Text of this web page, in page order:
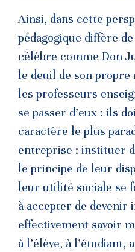
Ainsi, dans cette
pédagogique diffère
célèbre comme Don
le deuil de son
les professeurs
se passer d’eux : ils
caractère le plus
entreprise : instituer
le principe de leur
leur utilité sociale se
à accepter de
effectivement savoir
à l’élève, à l’étudiant,